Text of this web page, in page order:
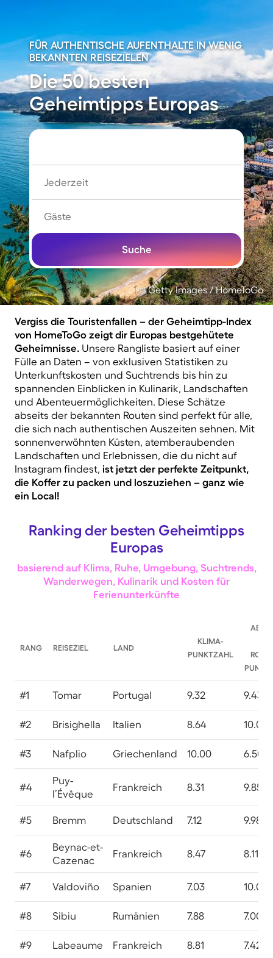
FÜR AUTHENTISCHE AUFENTHALTE IN WENIG
BEKANNTEN REISEZIELEN
Die 50 besten
Geheimtipps Europas
Jederzeit
Gäste
Suche
© Getty Images / HomeToGo
Vergiss die Touristenfallen – der Geheimtipp-Index
von HomeToGo zeigt dir Europas bestgehütete
Geheimnisse. Unsere Rangliste basiert auf einer
Fülle an Daten – von exklusiven Statistiken zu
Unterkunftskosten und Suchtrends bis hin zu
spannenden Einblicken in Kulinarik, Landschaften
und Abenteuermöglichkeiten. Diese Schätze
abseits der bekannten Routen sind perfekt für alle,
die sich nach authentischen Auszeiten sehnen. Mit
sonnenverwöhnten Küsten, atemberaubenden
Landschaften und Erlebnissen, die du nicht auf
Instagram findest, ist jetzt der perfekte Zeitpunkt,
die Koffer zu packen und loszuziehen – ganz wie
ein Local!
Ranking der besten Geheimtipps
Europas
basierend auf Klima, Ruhe, Umgebung, Suchtrends,
Wanderwegen, Kulinarik und Kosten für
Ferienunterkünfte
RANG REISEZIEL LAND
KLIMA-
PUNKTZAHL
#1 Tomar Portugal 9.32 9.43
#2 Brisighella Italien 8.64 10.00
#3 Nafplio Griechenland 10.00 6.50
#4
Puy-
l’Évêque
Frankreich 8.31 9.85
#5 Bremm Deutschland 7.12 9.98
#6
Beynac-et-
Cazenac
Frankreich 8.47 8.11
#7 Valdoviño Spanien 7.03 10.00
#8 Sibiu Rumänien 7.88 7.00
#9 Labeaume Frankreich 8.81 7.42